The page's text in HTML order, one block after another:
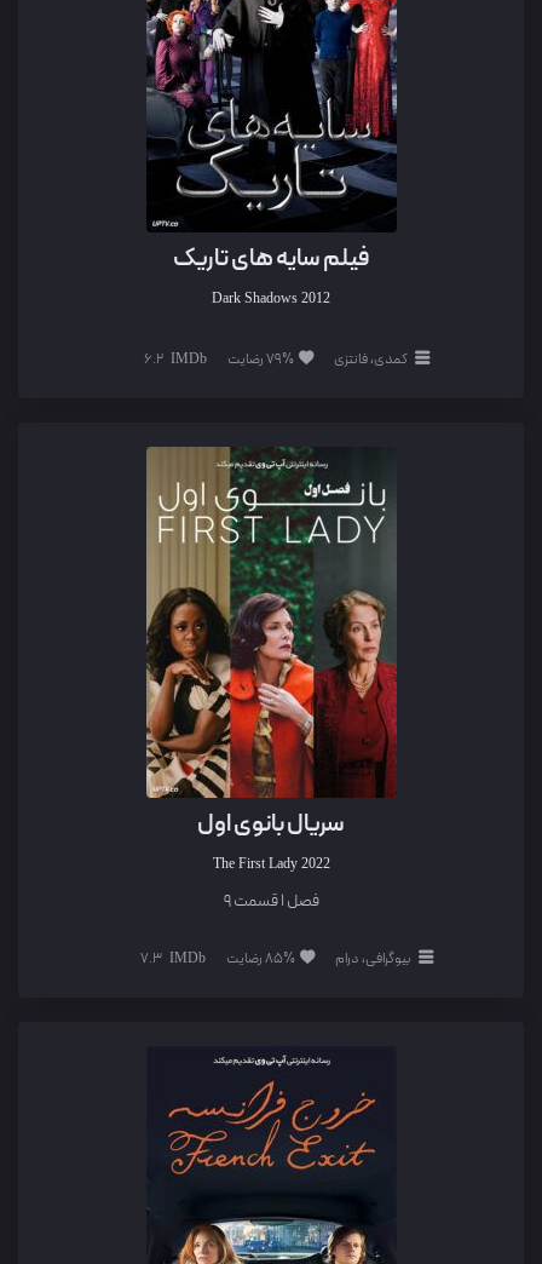
فیلم سایه‌ های تاریک
Dark Shadows 2012
کمدی، فانتزی 79% رضایت 6.2
سریال بانوی اول
The First Lady 2022
فصل 1 قسمت 9
بیوگرافی، درام 85% رضایت 7.3